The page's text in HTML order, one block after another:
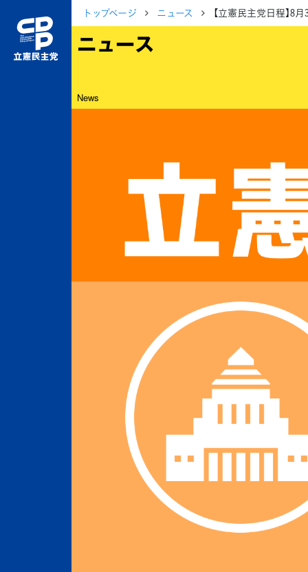
トップページ ニュース 【立憲民主党日程】8
ニュース
News